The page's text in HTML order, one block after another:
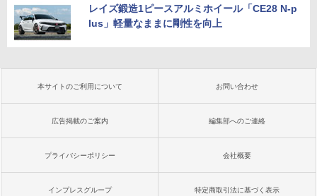
レイズ鍛造1ピースアルミホイール「CE28 N-p
lus」軽量なままに剛性を向上
本サイトのご利用について お問い合わせ
広告掲載のご案内 編集部へのご連絡
プライバシーポリシー 会社概要
インプレスグループ 特定商取引法に基づく表示